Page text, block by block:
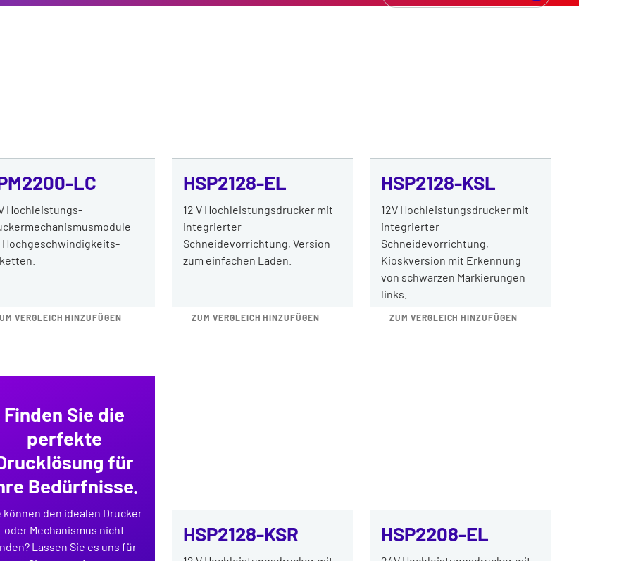
LC
Hochleistungs-
VERGLEICH HINZUFÜGEN
HSP2128-EL
12 V Hochleistungsdrucker mit
integrierter
Schneidevorrichtung, Version
zum einfachen Laden.
ZUM VERGLEICH HINZUFÜGEN
HSP2128-KSL
12V Hochleistungsdrucker mit
integrierter
Schneidevorrichtung,
Kioskversion mit Erkennung
von schwarzen Markierungen
links.
ZUM VERGLEICH HINZUFÜGEN
Finden Sie die
perfekte
für
Bedürfnisse.
können den idealen Drucker
oder Mechanismus nicht
Lassen Sie es uns für
HSP2128-KSR HSP2208-EL